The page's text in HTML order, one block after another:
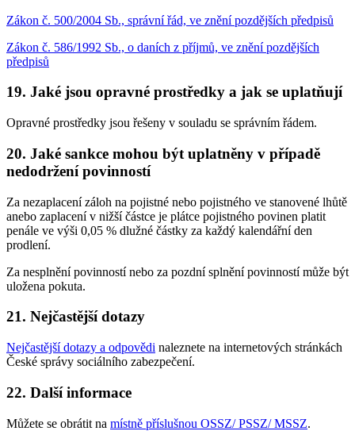
Zákon č. 500/2004 Sb., správní řád, ve znění pozdějších předpisů
Zákon č. 586/1992 Sb., o daních z příjmů, ve znění pozdějších
předpisů
19. Jaké jsou opravné prostředky a jak se uplatňují
Opravné prostředky jsou řešeny v souladu se správním řádem.
20. Jaké sankce mohou být uplatněny v případě
nedodržení povinností
Za nezaplacení záloh na pojistné nebo pojistného ve stanovené lhůtě
anebo zaplacení v nižší částce je plátce pojistného povinen platit
penále ve výši 0,05 % dlužné částky za každý kalendářní den
prodlení.
Za nesplnění povinností nebo za pozdní splnění povinností může být
uložena pokuta.
21. Nejčastější dotazy
Nejčastější dotazy a odpovědi naleznete na internetových stránkách
České správy sociálního zabezpečení.
22. Další informace
Můžete se obrátit na místně příslušnou OSSZ/ PSSZ/ MSSZ.